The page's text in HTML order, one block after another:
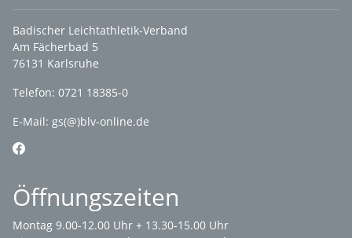
Badischer Leichtathletik-Verband
Am Fächerbad 5
76131 Karlsruhe
Telefon: 0721 18385-0
E-Mail: gs(@)blv-online.de
Öffnungszeiten
Montag 9.00-12.00 Uhr + 13.30-15.00 Uhr